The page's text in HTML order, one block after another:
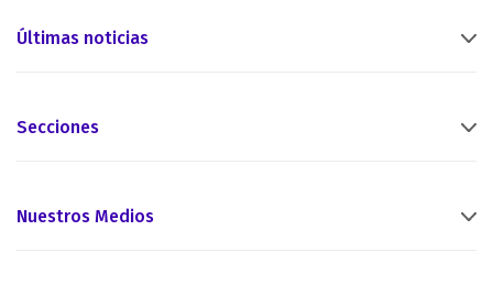
Últimas noticias
Secciones
Nuestros Medios